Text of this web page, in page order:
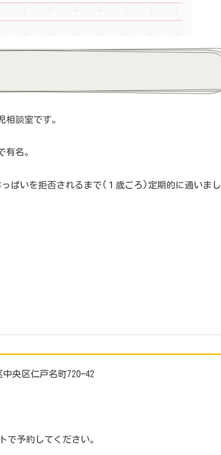
相談室です。
有名。
ぱいを拒否されるまで(１歳ごろ)定期的に通いまし
央区仁戸名町720ｰ42
で予約してください。